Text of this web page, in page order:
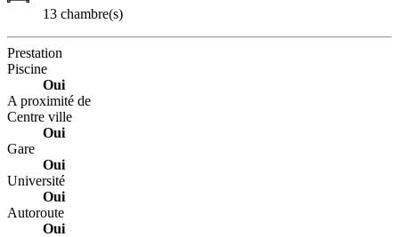
13 chambre(s)
Prestation
Piscine
Oui
A proximité de
Centre ville
Oui
Gare
Oui
Université
Oui
Autoroute
Oui